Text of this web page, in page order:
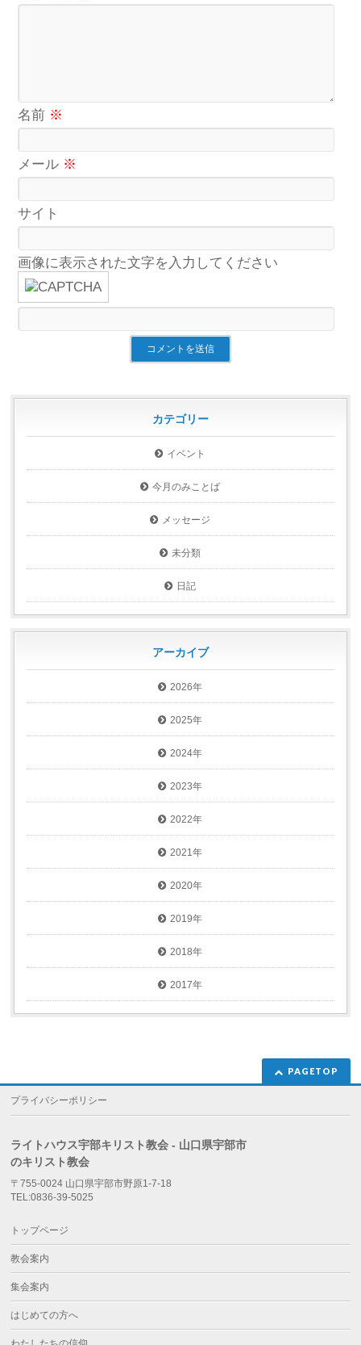
名前 ※
メール ※
サイト
画像に表示された文字を入力してください
カテゴリー
イベント
今月のみことば
メッセージ
未分類
日記
アーカイブ
2026年
2025年
2024年
2023年
2022年
2021年
2020年
2019年
2018年
2017年
PAGETOP
プライバシーポリシー
ライトハウス宇部キリスト教会 - 山口県宇部市
のキリスト教会
〒755-0024 山口県宇部市野原1-7-18
TEL:0836-39-5025
トップページ
教会案内
集会案内
はじめての方へ